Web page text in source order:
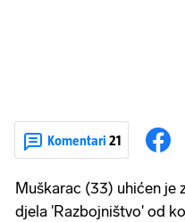
Komentari 21
Muškarac (33) uhićen je
djela 'Razbojništvo' od